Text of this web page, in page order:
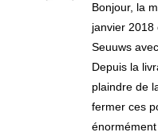
Bonjour, la
janvier
Seuuws
Depuis la
plaindre de
fermer ces